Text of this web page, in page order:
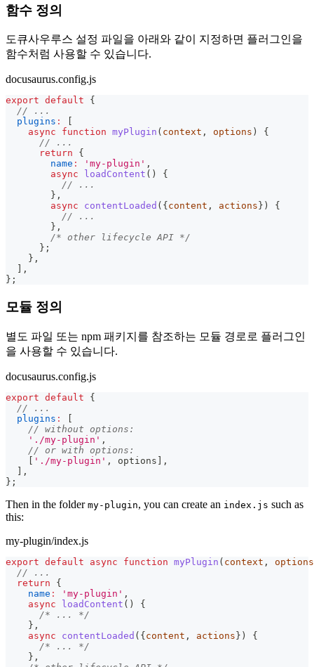
함수 정의
도큐사우루스 설정 파일을 아래와 같이 지정하면 플러그인을
함수처럼 사용할 수 있습니다.
docusaurus.config.js
export default
{
// ...
plugins :
async
function myPlugin ( context , options )
{
// ...
return
{
name : 'my-plugin' ,
async
loadContent ( )
{
// ...
} ,
async
contentLoaded ( { content , actions } )
{
// ...
} ,
/* other lifecycle API */
} ;
} ,
,
} ;
모듈 정의
별도 파일 또는 npm 패키지를 참조하는 모듈 경로로 플러그인
을 사용할 수 있습니다.
docusaurus.config.js
export default
{
// ...
plugins :
[
// without options:
'./my-plugin' ,
// or with options:
[ './my-plugin' , options ] ,
] ,
} ;
Then in the folder my-plugin, you can create an index.js such as
this:
my-plugin/index.js
export default async function myPlugin ( context ,
options
// ...
return
{
name : 'my-plugin' ,
async
loadContent ( )
{
/* ... */
} ,
async
contentLoaded ( {content , actions} )
{
/* ... */
} ,